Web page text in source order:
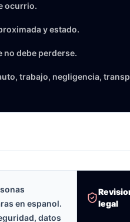
ocurrio.
y estado.
no debe perderse.
trabajo, negligencia,
en espanol.
datos
legal